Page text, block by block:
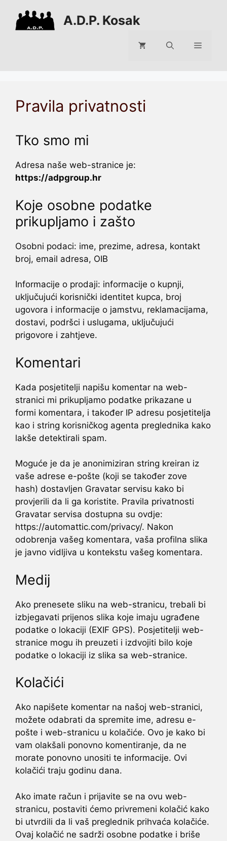
sadržaj
A.D.P. Kosak
Pravila privatnosti
Tko smo mi
Adresa naše web-stranice je:
https://adpgroup.hr
Koje osobne podatke
prikupljamo i zašto
Osobni podaci: ime, prezime, adresa, kontakt
broj, email adresa, OIB
Informacije o prodaji: informacije o kupnji,
uključujući korisnički identitet kupca, broj
ugovora i informacije o jamstvu, reklamacijama,
dostavi, podršci i uslugama, uključujući
prigovore i zahtjeve.
Komentari
Kada posjetitelji napišu komentar na web-
stranici mi prikupljamo podatke prikazane u
formi komentara, i također IP adresu posjetitelja
kao i string korisničkog agenta preglednika kako
lakše detektirali spam.
Moguće je da je anonimiziran string kreiran iz
vaše adrese e-pošte (koji se također zove
hash) dostavljen Gravatar servisu kako bi
provjerili da li ga koristite. Pravila privatnosti
Gravatar servisa dostupna su ovdje:
https://automattic.com/privacy/. Nakon
odobrenja vašeg komentara, vaša profilna slika
je javno vidljiva u kontekstu vašeg komentara.
Medij
Ako prenesete sliku na web-stranicu, trebali bi
izbjegavati prijenos slika koje imaju ugrađene
podatke o lokaciji (EXIF GPS). Posjetitelji web-
stranice mogu ih preuzeti i izdvojiti bilo koje
podatke o lokaciji iz slika sa web-stranice.
Kolačići
Ako napišete komentar na našoj web-stranici,
možete odabrati da spremite ime, adresu e-
pošte i web-stranicu u kolačiće. Ovo je kako bi
vam olakšali ponovno komentiranje, da ne
morate ponovno unositi te informacije. Ovi
kolačići traju godinu dana.
Ako imate račun i prijavite se na ovu web-
stranicu, postaviti ćemo privremeni kolačić kako
bi utvrdili da li vaš preglednik prihvaća kolačiće.
Ovaj kolačić ne sadrži osobne podatke i briše